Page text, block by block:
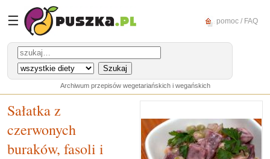
☰ pomoc / FAQ
Archiwum przepisów wegetariańskich i wegańskich
Sałatka z
czerwonych
buraków, fasoli i